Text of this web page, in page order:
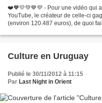
❤️🧡💛💚💙💜 - Pour une vidéo qui
YouTube, le créateur de celle-ci
(environ 120.487 euros), de quoi
Culture en Uruguay
Publié le 30/11/2012 à 11:15
Par Last Night in Orient